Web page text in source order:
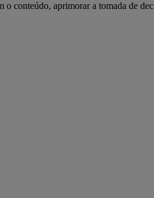
conteúdo, aprimorar a tomada de